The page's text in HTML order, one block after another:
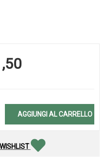
AGGIUNGI AL CARRELLO